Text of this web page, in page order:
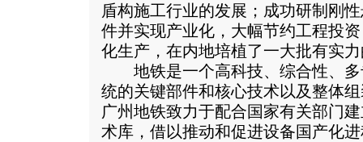
盾构施工行业的发展；成功研制刚
件并实现产业化，大幅节约工程投
化生产，在内地培植了一大批有实
地铁是一个高科技、综合性、多
统的关键部件和核心技术以及整体
广州地铁致力于配合国家有关部门
术库，借以推动和促进设备国产化